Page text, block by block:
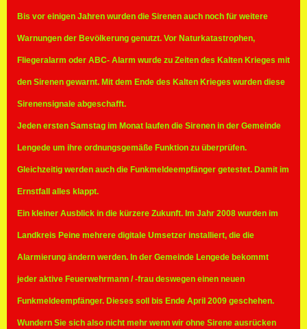
Bis vor einigen Jahren wurden die Sirenen auch noch für weitere
Warnungen der Bevölkerung genutzt. Vor Naturkatastrophen,
Fliegeralarm oder ABC- Alarm wurde zu Zeiten des Kalten Krieges mit
den Sirenen gewarnt. Mit dem Ende des Kalten Krieges wurden diese
Sirenensignale abgeschafft.
Jeden ersten Samstag im Monat laufen die Sirenen in der Gemeinde
Lengede um ihre ordnungsgemäße Funktion zu überprüfen.
Gleichzeitig werden auch die Funkmeldeempfänger getestet. Damit im
Ernstfall alles klappt.
Ein kleiner Ausblick in die kürzere Zukunft. Im Jahr 2008 wurden im
Landkreis Peine mehrere digitale Umsetzer installiert, die die
Alarmierung ändern werden. In der Gemeinde Lengede bekommt
jeder aktive Feuerwehrmann / -frau deswegen einen neuen
Funkmeldeempfänger. Dieses soll bis Ende April 2009 geschehen.
Wundern Sie sich also nicht mehr wenn wir ohne Sirene ausrücken